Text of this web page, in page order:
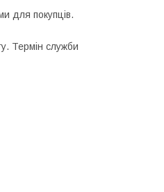
для покупців.
Термін служби